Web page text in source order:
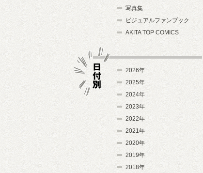
写真集
ビジュアルファンブック
AKITA TOP COMICS
2026年
2025年
2024年
2023年
2022年
2021年
2020年
2019年
2018年